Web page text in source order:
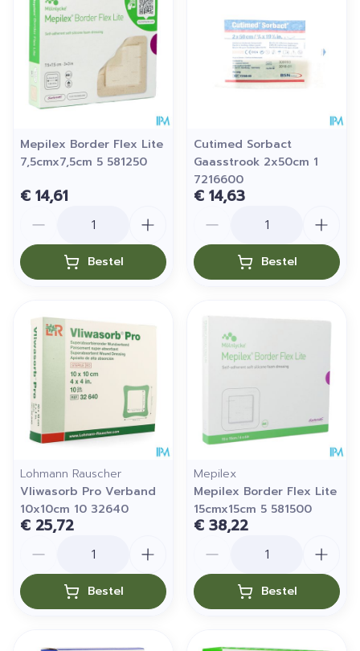
Mepilex Border Flex Lite
7,5cmx7,5cm 5 581250
€ 14,61
Bestel
Cutimed Sorbact
Gaasstrook 2x50cm 1
7216600
€ 14,63
Bestel
Lohmann Rauscher
Vliwasorb Pro Verband
10x10cm 10 32640
€ 25,72
Bestel
Mepilex
Mepilex Border Flex Lite
15cmx15cm 5 581500
€ 38,22
Bestel